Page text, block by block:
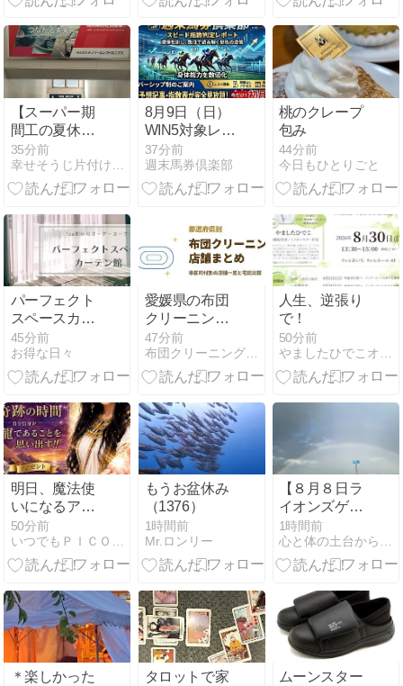
【スーパー期
間工の夏休
み】はい、10
連休ですよ
35分前
8月9日（日）
WIN5対象レー
ス スピード指
数ランキング
37分前
週末馬券倶楽部
桃のクレープ
包み
44分前
今日もひとりごと
パーフェクト
スペースカー
テン館の割引
クーポンやセ
ールまとめ
新】
45分前
お得な日々
愛媛県の布団
クリーニング
おすすめ｜市
区町村別の店
舗一覧と宅配
47分前
布団クリーニング近くのおすすめcom
人生、逆張り
で！
50分前
明日、魔法使
いになるアイ
テムお渡しし
ます‼️
50分前
もうお盆休み
（1376）
1時間前
Mr.ロンリー
【８月８日ラ
イオンズゲー
ト】虹をくぐ
って、新しい
扉へ｜手放し
新しい流れ
1時間前
＊楽しかった
タロットで家
ムーンスター